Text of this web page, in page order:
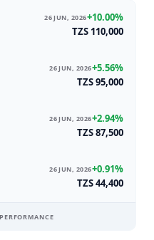
26 JUN, 2026+10.00%
TZS 110,000
26 JUN, 2026+5.56%
TZS 95,000
26 JUN, 2026+2.94%
TZS 87,500
26 JUN, 2026+0.91%
TZS 44,400